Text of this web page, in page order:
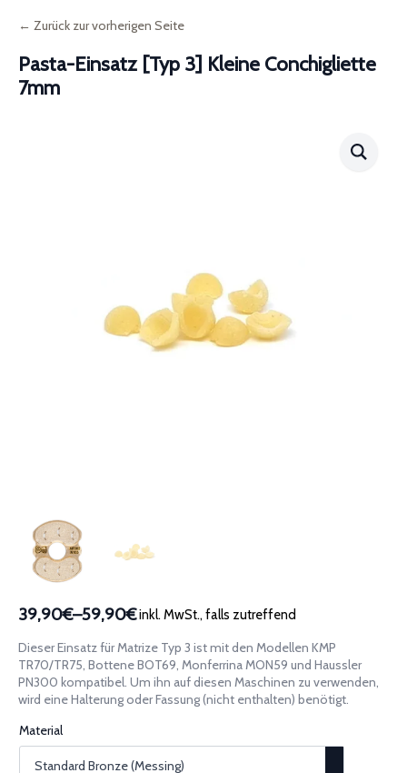
← Zurück zur vorherigen Seite
Pasta-Einsatz [Typ 3] Kleine Conchigliette
7mm
39,90€–59,90€
Preisspanne:
39,90€
bis
59,90€
inkl. MwSt., falls zutreffend
Dieser Einsatz für Matrize Typ 3 ist mit den Modellen KMP
TR70/TR75, Bottene BOT69, Monferrina MON59 und Haussler
PN300 kompatibel. Um ihn auf diesen Maschinen zu verwenden,
wird eine Halterung oder Fassung (nicht enthalten) benötigt.
Material